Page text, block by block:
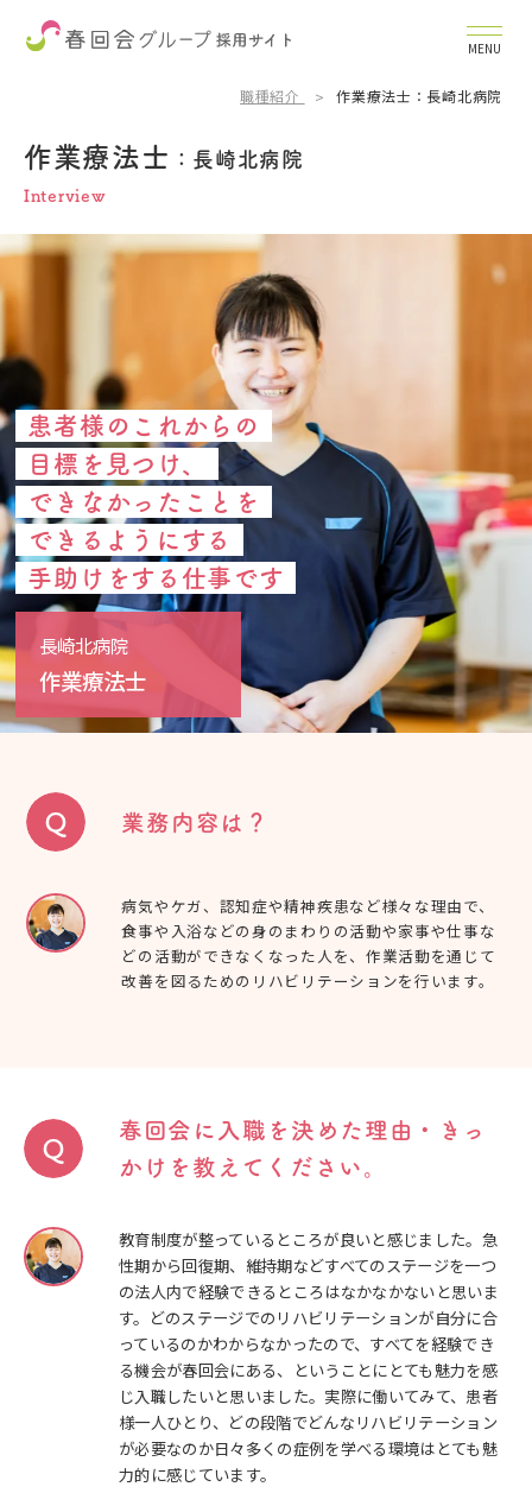
MENU
職種紹介 作業療法士：長崎北病院
作業療法士 ：長崎北病院
Interview
患者様のこれからの
目標を見つけ、
できなかったことを
できるようにする
手助けをする仕事です
長崎北病院
作業療法士
業務内容は？
病気やケガ、認知症や精神疾患など様々な理由で、
食事や入浴などの身のまわりの活動や家事や仕事な
どの活動ができなくなった人を、作業活動を通じて
改善を図るためのリハビリテーションを行います。
春回会に入職を決めた理由・きっ
かけを教えてください。
教育制度が整っているところが良いと感じました。急
性期から回復期、維持期などすべてのステージを一つ
の法人内で経験できるところはなかなかないと思いま
す。どのステージでのリハビリテーションが自分に合
っているのかわからなかったので、すべてを経験でき
る機会が春回会にある、ということにとても魅力を感
じ入職したいと思いました。実際に働いてみて、患者
様一人ひとり、どの段階でどんなリハビリテーション
が必要なのか日々多くの症例を学べる環境はとても魅
力的に感じています。